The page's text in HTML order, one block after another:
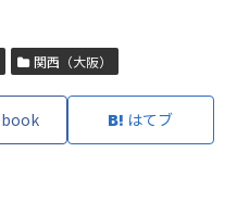
関西（大阪）
はてブ